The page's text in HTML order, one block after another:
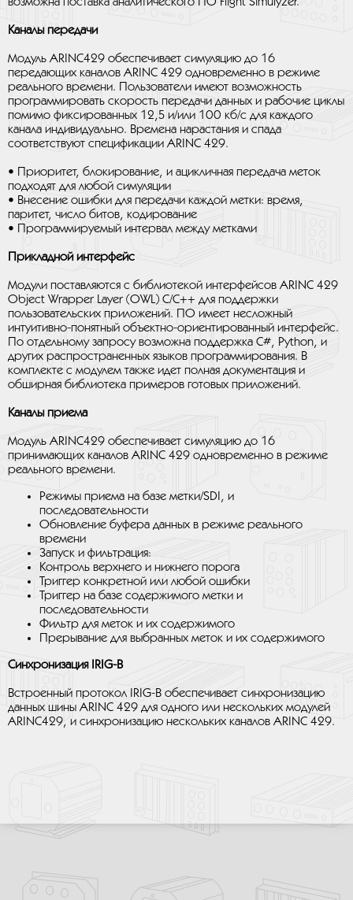
Каналы передачи
Модуль ARINC429 обеспечивает симуляцию до 16
передающих каналов ARINC 429 одновременно в режиме
реального времени. Пользователи имеют возможность
программировать скорость передачи данных и рабочие циклы
помимо фиксированных 12,5 и/или 100 кб/с для каждого
канала индивидуально. Времена нарастания и спада
соответствуют спецификации ARINC 429.
• Приоритет, блокирование, и ацикличная передача меток
подходят для любой симуляции
• Внесение ошибки для передачи каждой метки: время,
паритет, число битов, кодирование
• Программируемый интервал между метками
Прикладной интерфейс
Модули поставляются с библиотекой интерфейсов ARINC 429
Object Wrapper Layer (OWL) C/C++ для поддержки
пользовательских приложений. ПО имеет несложный
интуитивно-понятный объектно-ориентированный интерфейс.
По отдельному запросу возможна поддержка C#, Python, и
других распространенных языков программирования. В
комплекте с модулем также идет полная документация и
обширная библиотека примеров готовых приложений.
Каналы приема
Модуль ARINC429 обеспечивает симуляцию до 16
принимающих каналов ARINC 429 одновременно в режиме
реального времени.
Режимы приема на базе метки/SDI, и
последовательности
Обновление буфера данных в режиме реального
времени
Запуск и фильтрация:
Контроль верхнего и нижнего порога
Триггер конкретной или любой ошибки
Триггер на базе содержимого метки и
последовательности
Фильтр для меток и их содержимого
Прерывание для выбранных меток и их содержимого
Синхронизация IRIG-B
Встроенный протокол IRIG-B обеспечивает синхронизацию
данных шины ARINC 429 для одного или нескольких модулей
ARINC429, и синхронизацию нескольких каналов ARINC 429.